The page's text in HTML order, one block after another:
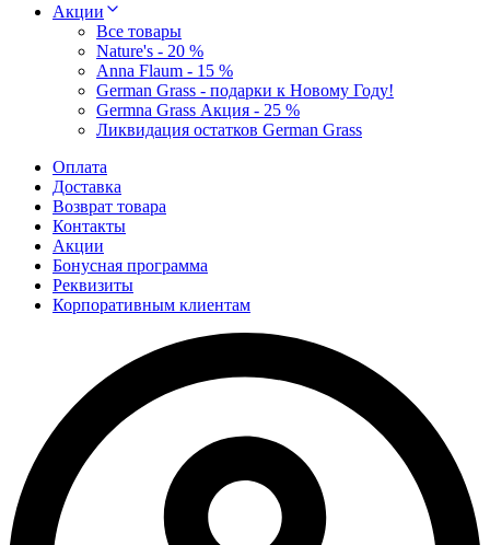
Акции
Все товары
Nature's - 20 %
Anna Flaum - 15 %
German Grass - подарки к Новому Году!
Germna Grass Акция - 25 %
Ликвидация остатков German Grass
Оплата
Доставка
Возврат товара
Контакты
Акции
Бонусная программа
Реквизиты
Корпоративным клиентам